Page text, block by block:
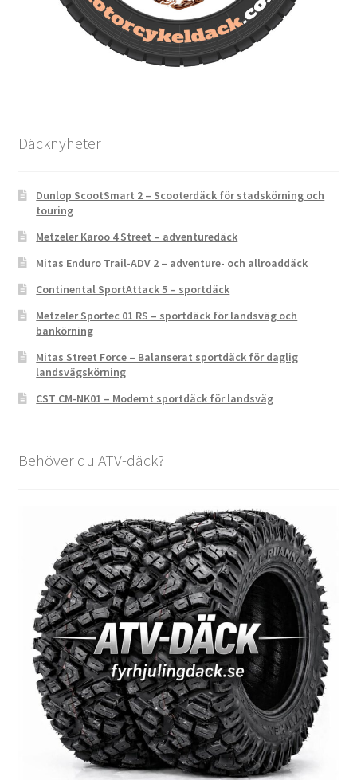
Däcknyheter
Dunlop ScootSmart 2 – Scooterdäck för stadskörning och
touring
Metzeler Karoo 4 Street – adventuredäck
Mitas Enduro Trail-ADV 2 – adventure- och allroaddäck
Continental SportAttack 5 – sportdäck
Metzeler Sportec 01 RS – sportdäck för landsväg och
bankörning
Mitas Street Force – Balanserat sportdäck för daglig
landsvägskörning
CST CM-NK01 – Modernt sportdäck för landsväg
Behöver du ATV-däck?